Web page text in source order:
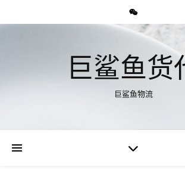
巨鲨鱼货
巨鲨鱼物流